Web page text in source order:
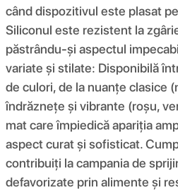
când dispozitivul este plasat
Siliconul este rezistent la
păstrându-și aspectul
variate și stilate: Disponibilă
de culori, de la nuanțe clasice
îndrăznețe și vibrante (roșu,
mat care împiedică apariția
aspect curat și sofisticat.
contribuiți la campania de
defavorizate prin alimente și